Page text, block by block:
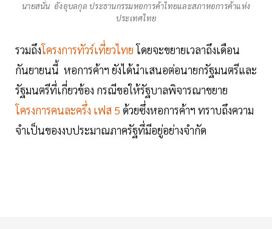
นายสนั่น อังอุบลกุล ประธานกรรมหอการค้าไทยและสภาหอการค้าแห่ง
ประเทศไทย
รวมถึงโครงการทัวร์เที่ยวไทยโดยจะขยายเวลาถึงเดือน
กันยายนนี้ หอการค้าฯ ยังได้นำเสนอต่อนายกรัฐมนตรีและ
รัฐมนตรีที่เกี่ยวข้อง กรณีขอให้รัฐบาลพิจารณาขยาย
โครงการคนละครึ่ง เฟส 5 ด้วยซึ่งหอการค้าฯ ทราบถึงความ
จำเป็นของงบประมาณภาครัฐที่มีอยู่อย่างจำกัด